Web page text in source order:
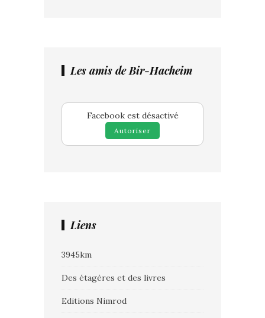
Les amis de Bir-Hacheim
Facebook est désactivé
Autoriser
Liens
3945km
Des étagères et des livres
Editions Nimrod